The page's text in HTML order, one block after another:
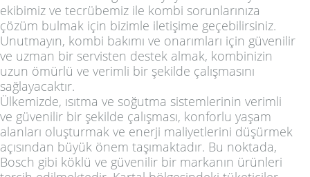
ekibimiz ve tecrübemiz ile kombi sorunlarınıza
çözüm bulmak için bizimle iletişime geçebilirsiniz.
Unutmayın, kombi bakımı ve onarımları için güvenilir
ve uzman bir servisten destek almak, kombinizin
uzun ömürlü ve verimli bir şekilde çalışmasını
sağlayacaktır.
Ülkemizde, ısıtma ve soğutma sistemlerinin verimli
ve güvenilir bir şekilde çalışması, konforlu yaşam
alanları oluşturmak ve enerji maliyetlerini düşürmek
açısından büyük önem taşımaktadır. Bu noktada,
Bosch gibi köklü ve güvenilir bir markanın ürünleri